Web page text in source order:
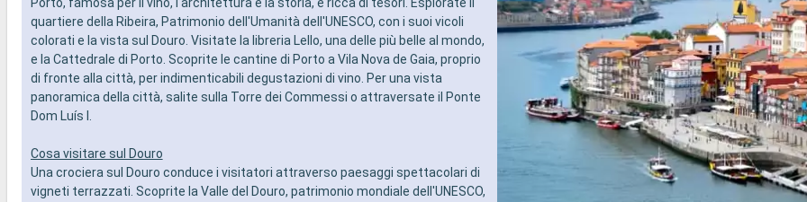
quartiere della Ribeira, Patrimonio dell'Umanità dell'UNESCO, con i suoi vicoli
colorati e la vista sul Douro. Visitate la libreria Lello, una delle più belle al mondo,
e la Cattedrale di Porto. Scoprite le cantine di Porto a Vila Nova de Gaia, proprio
di fronte alla città, per indimenticabili degustazioni di vino. Per una vista
panoramica della città, salite sulla Torre dei Commessi o attraversate il Ponte
Dom Luís I.
Cosa visitare sul Douro
Una crociera sul Douro conduce i visitatori attraverso paesaggi spettacolari di
vigneti terrazzati. Scoprite la Valle del Douro, patrimonio mondiale dell'UNESCO,